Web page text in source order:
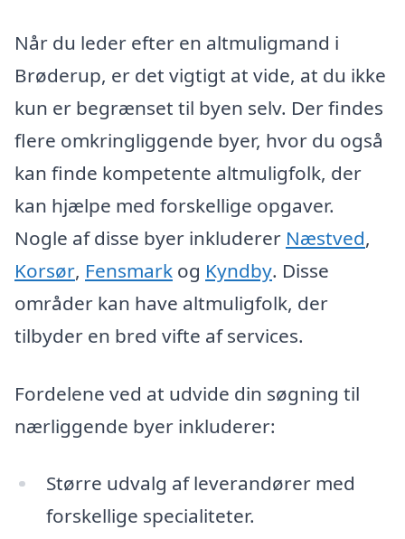
Når du leder efter en altmuligmand i
Brøderup, er det vigtigt at vide, at du ikke
kun er begrænset til byen selv. Der findes
flere omkringliggende byer, hvor du også
kan finde kompetente altmuligfolk, der
kan hjælpe med forskellige opgaver.
Nogle af disse byer inkluderer Næstved,
Korsør, Fensmark og Kyndby. Disse
områder kan have altmuligfolk, der
tilbyder en bred vifte af services.
Fordelene ved at udvide din søgning til
nærliggende byer inkluderer:
Større udvalg af leverandører med
forskellige specialiteter.